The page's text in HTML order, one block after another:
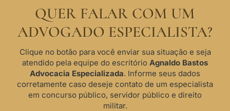
QUER FALAR COM UM
ADVOGADO ESPECIALISTA?
Clique no botão para você enviar sua situação e seja
atendido pela equipe do escritório Agnaldo Bastos
Advocacia Especializada. Informe seus dados
corretamente caso deseje contato de um especialista
em concurso público, servidor público e direito
militar.